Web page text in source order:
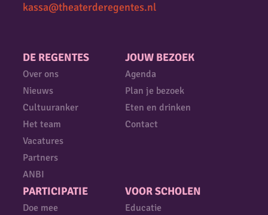
DE REGENTES
Over ons
Nieuws
Cultuuranker
Het team
Vacatures
Partners
ANBI
JOUW BEZOEK
Agenda
Plan je bezoek
Eten en drinken
Contact
PARTICIPATIE
Doe mee
VOOR SCHOLEN
Educatie
kassa@theaterderegentes.nl